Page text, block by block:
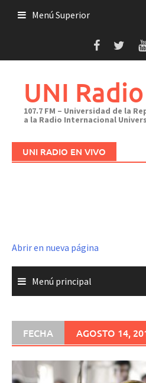
Menú Superior
UNI Radio
107.7 FM – Universidad de la
a la Radio Internacional
UNI RADIO EN VIVO
Abrir en nueva página
Menú principal
FECHA AGOSTO 14,